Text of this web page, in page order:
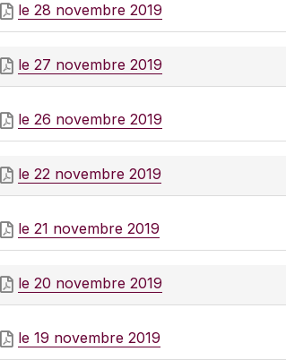
le 28 novembre 2019
le 27 novembre 2019
le 26 novembre 2019
le 22 novembre 2019
le 21 novembre 2019
le 20 novembre 2019
le 19 novembre 2019